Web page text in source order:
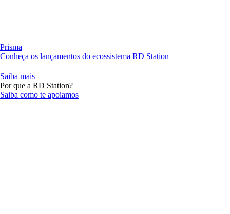
Prisma
Conheça os lançamentos do ecossistema RD Station
Saiba mais
Por que a RD Station?
Saiba como te apoiamos